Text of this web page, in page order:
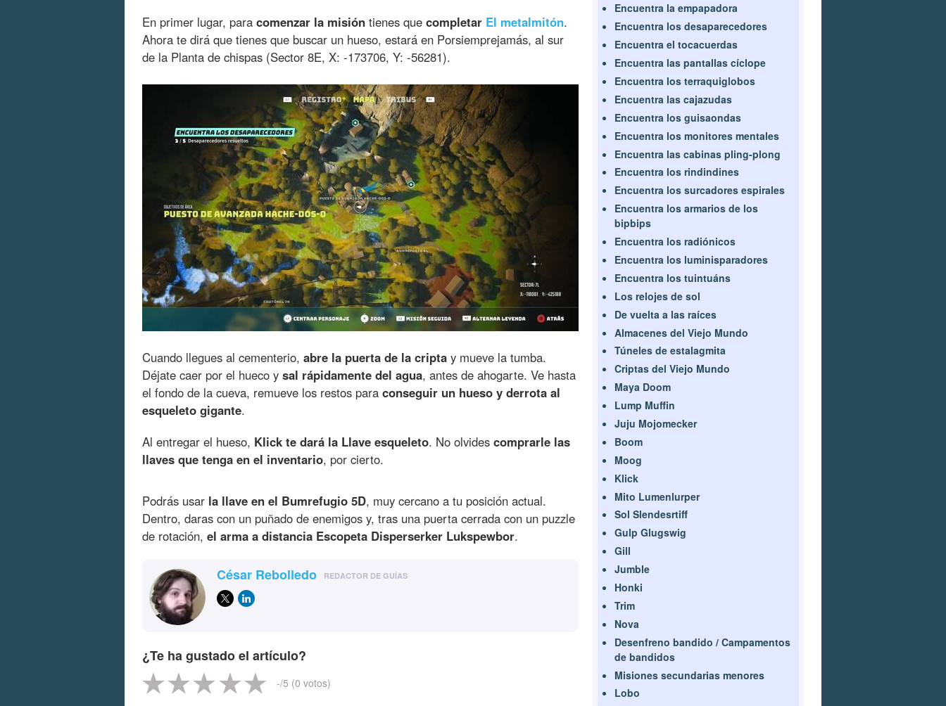
En primer lugar, para comenzar la misión tienes que completar El metalmitón.
Ahora te dirá que tienes que buscar un hueso, estará en Porsiemprejamás, al sur
de la Planta de chispas (Sector 8E, X: -173706, Y: -56281).
Cuando llegues al cementerio, abre la puerta de la cripta y mueve la tumba.
Déjate caer por el hueco y sal rápidamente del agua, antes de ahogarte. Ve hasta
el fondo de la cueva, remueve los restos para conseguir un hueso y derrota al
esqueleto gigante.
Al entregar el hueso, Klick te dará la Llave esqueleto. No olvides comprarle las
llaves que tenga en el inventario, por cierto.
Podrás usar la llave en el Bumrefugio 5D, muy cercano a tu posición actual.
Dentro, daras con un puñado de enemigos y, tras una puerta cerrada con un puzzle
de rotación, el arma a distancia Escopeta Disperserker Lukspewbor.
César Rebolledo REDACTOR DE GUÍAS
¿Te ha gustado el artículo?
-/5 (0 votos)
Encuentra la empapadora
Encuentra los desaparecedores
Encuentra el tocacuerdas
Encuentra las pantallas cíclope
Encuentra los terraquiglobos
Encuentra las cajazudas
Encuentra los guisaondas
Encuentra los monitores mentales
Encuentra las cabinas pling-plong
Encuentra los rindindines
Encuentra los surcadores espirales
Encuentra los armarios de los
bipbips
Encuentra los radiónicos
Encuentra los luminisparadores
Encuentra los tuintuáns
Los relojes de sol
De vuelta a las raíces
Almacenes del Viejo Mundo
Túneles de estalagmita
Criptas del Viejo Mundo
Maya Doom
Lump Muffin
Juju Mojomecker
Boom
Moog
Klick
Mito Lumenlurper
Sol Slendesrtiff
Gulp Glugswig
Gill
Jumble
Honki
Trim
Nova
Desenfreno bandido / Campamentos
de bandidos
Misiones secundarias menores
Lobo